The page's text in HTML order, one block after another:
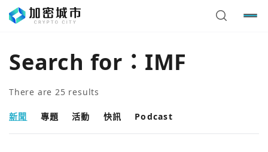
Search for： IMF
There are 25 results
新聞 專題 活動 快訊 Podcast